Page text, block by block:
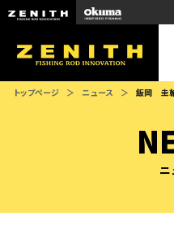
トップページ ニュース 飯岡 圭
ニ